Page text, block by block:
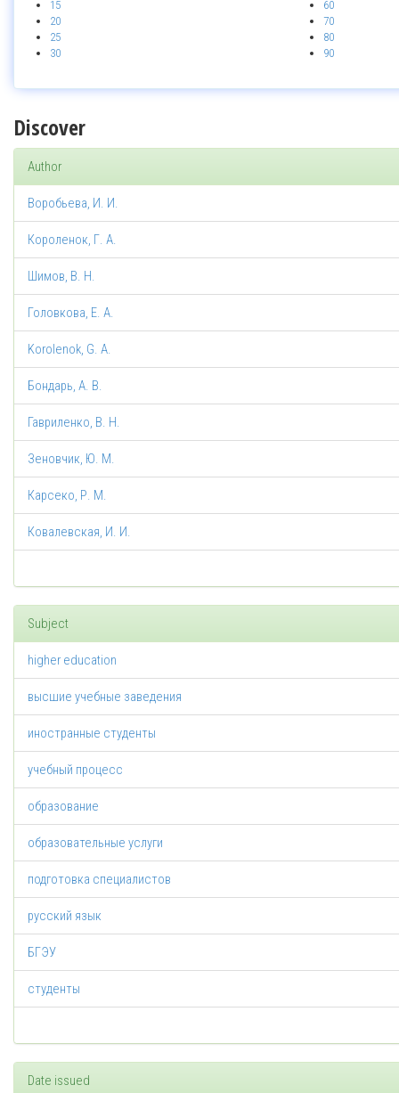
15
20
25
30
60
70
80
90
Discover
Author
Воробьева, И. И.
Короленок, Г. А.
Шимов, В. Н.
Головкова, Е. А.
Korolenok, G. A.
Бондарь, А. В.
Гавриленко, В. Н.
Зеновчик, Ю. М.
Карсеко, Р. М.
Ковалевская, И. И.
Subject
higher education
высшие учебные заведения
иностранные студенты
учебный процесс
образование
образовательные услуги
подготовка специалистов
русский язык
БГЭУ
студенты
Date issued